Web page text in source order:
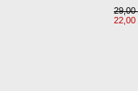
29,00
22,00